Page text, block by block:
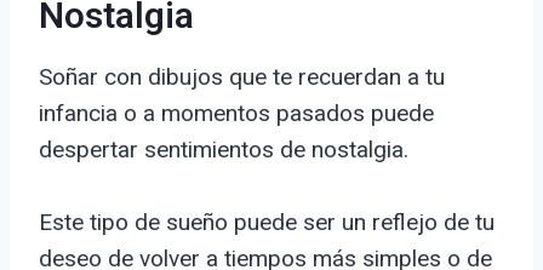
Nostalgia
Soñar con dibujos que te recuerdan a tu
infancia o a momentos pasados puede
despertar sentimientos de nostalgia.
Este tipo de sueño puede ser un reflejo de tu
deseo de volver a tiempos más simples o de